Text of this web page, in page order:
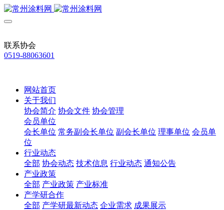
联系协会
0519-88063601
网站首页
关于我们
协会简介 协会文件 协会管理
会员单位
会长单位 常务副会长单位 副会长单位 理事单位 会员单
位
行业动态
全部 协会动态 技术信息 行业动态 通知公告
产业政策
全部 产业政策 产业标准
产学研合作
全部 产学研最新动态 企业需求 成果展示